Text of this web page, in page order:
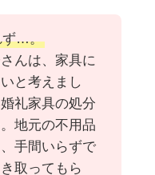
ず…。
んは、家具に
と考えまし
礼家具の処分
地元の不用品
手間いらずで
取ってもら